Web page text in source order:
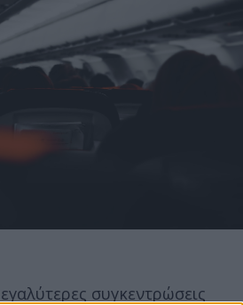
συγκεντρώσεις